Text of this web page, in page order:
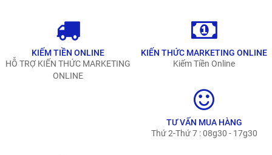
KIẾM TIỀN ONLINE
HỖ TRỢ KIẾN THỨC MARKETING
ONLINE
KIẾN THỨC MARKETING ONLINE
Kiếm Tiền Online
TƯ VẤN MUA HÀNG
Thứ 2-Thứ 7 : 08g30 - 17g30